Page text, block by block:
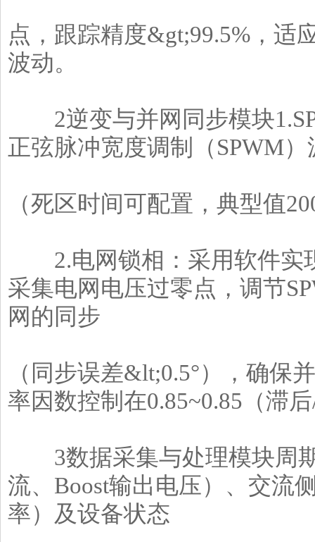
点，跟踪精度&gt;99.5%，适
波动。
2逆变与并网同步模块
正弦脉冲宽度调制（SPWM
（死区时间可配置，典型值
2.电网锁相：采用软件实
采集电网电压过零点，调节
网的同步
（同步误差&lt;0.5°），确保
率因数控制在0.85~0.85（滞
3数据采集与处理模块周
流、Boost输出电压）、交流
率）及设备状态